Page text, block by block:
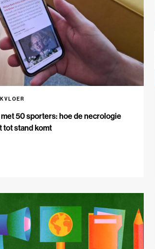
50 sporters: hoe de necrologie
tot stand komt